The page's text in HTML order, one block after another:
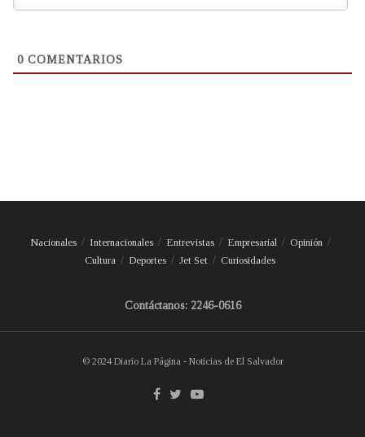
0 COMENTARIOS
Nacionales Internacionales Entrevistas Empresarial
Opinión
Cultura
Deportes Jet Set Curiosidades
Contáctanos: 2246-0616
© 2024 Diario La Página - Noticias de El Salvador